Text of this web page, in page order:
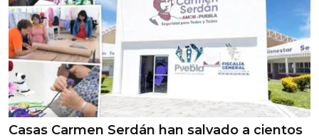
Casas Carmen Serdán han salvado a cientos